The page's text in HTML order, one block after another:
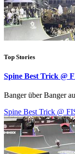
Top Stories
Spine Best Trick @
Banger über Banger
Spine Best Trick @